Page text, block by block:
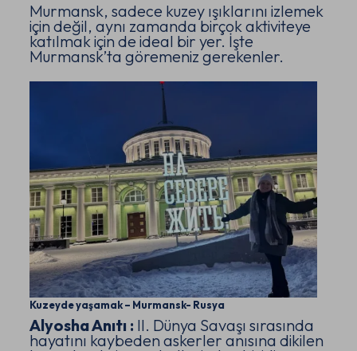
Murmansk, sadece kuzey ışıklarını izlemek
için değil, aynı zamanda birçok aktiviteye
katılmak için de ideal bir yer. İşte
Murmansk’ta göremeniz gerekenler.
Kuzeyde yaşamak – Murmansk- Rusya
Alyosha Anıtı : II. Dünya Savaşı sırasında
hayatını kaybeden askerler anısına dikilen